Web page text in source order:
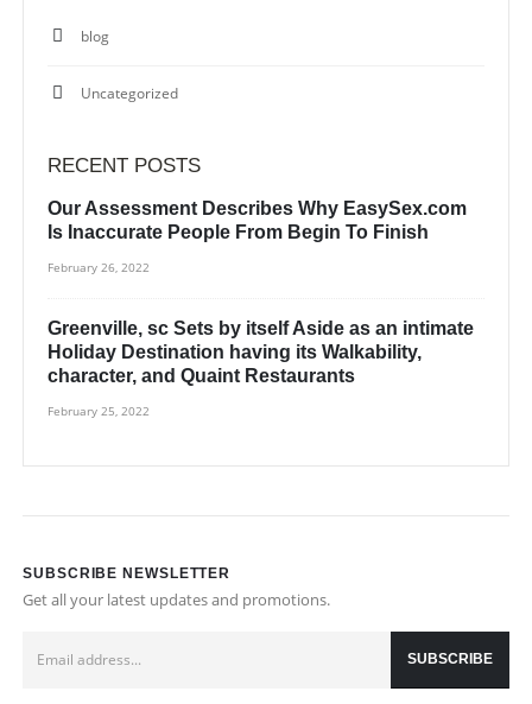
blog
Uncategorized
RECENT POSTS
Our Assessment Describes Why EasySex.com
Is Inaccurate People From Begin To Finish
February 26, 2022
Greenville, sc Sets by itself Aside as an intimate
Holiday Destination having its Walkability,
character, and Quaint Restaurants
February 25, 2022
SUBSCRIBE NEWSLETTER
Get all your latest updates and promotions.